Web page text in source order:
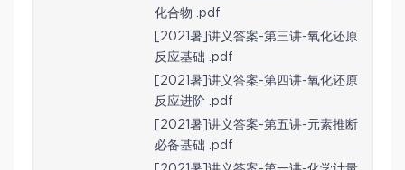
化合物 .pdf
[2021暑]讲义答案-第三讲-氧化还原
反应基础 .pdf
[2021暑]讲义答案-第四讲-氧化还原
反应进阶 .pdf
[2021暑]讲义答案-第五讲-元素推断
必备基础 .pdf